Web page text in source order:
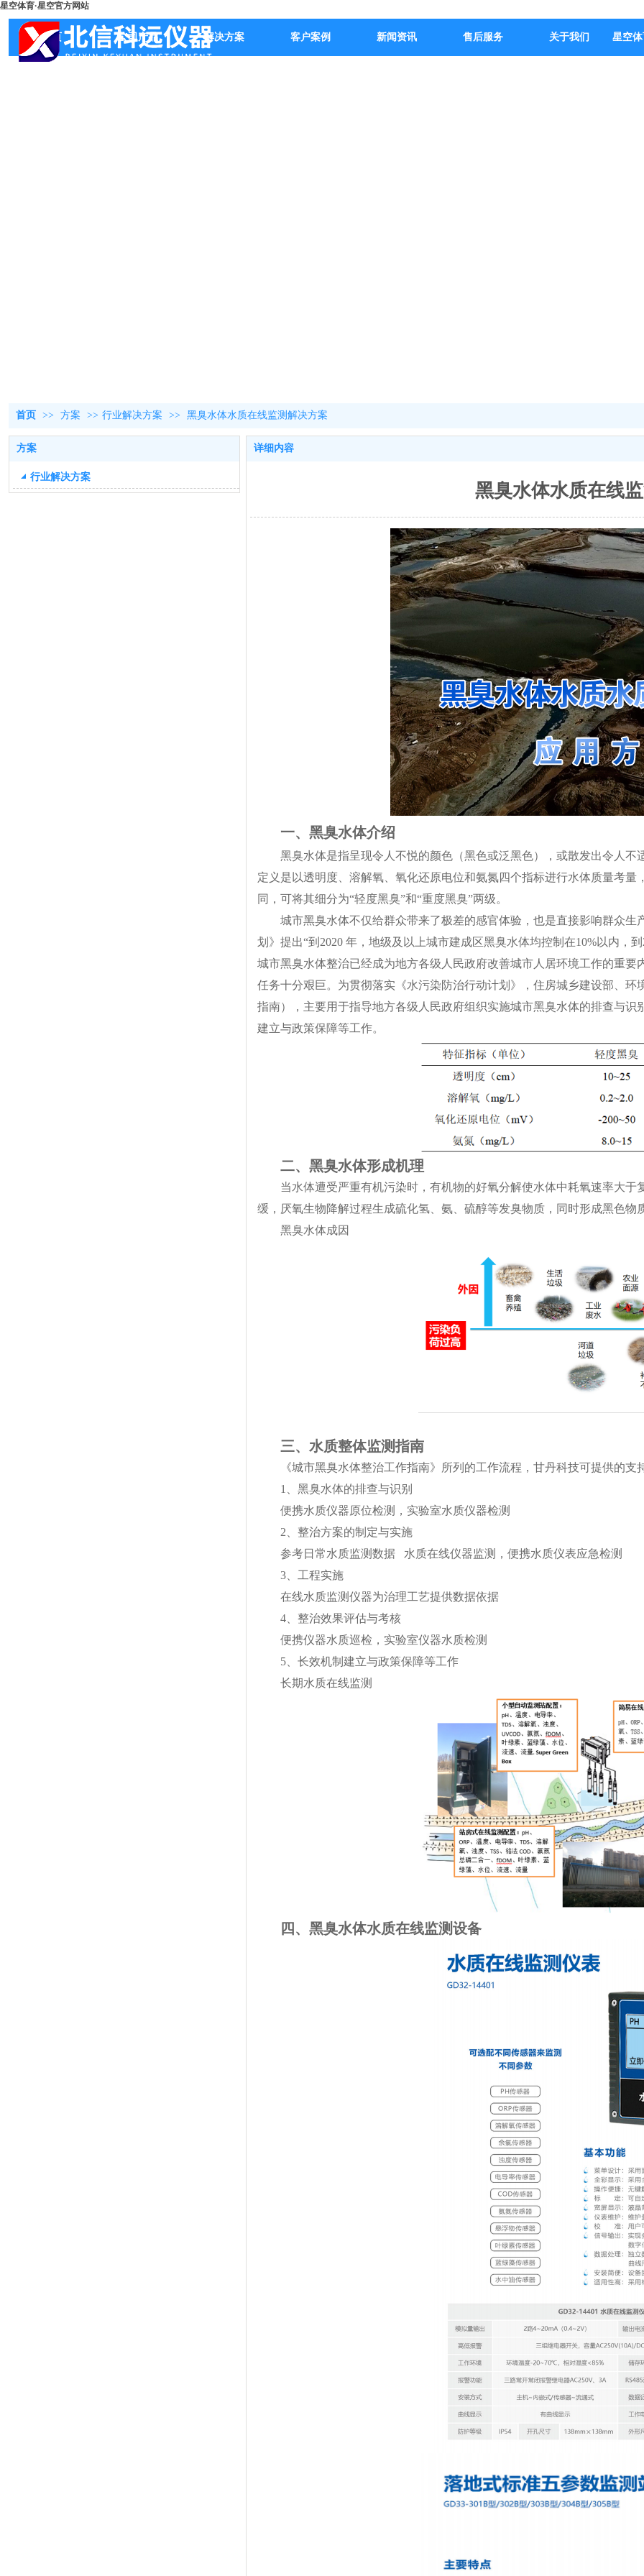
星空体育·星空官方网站
首页 公司产品 解决方案 客户案例 新闻资讯 售后服务 关于我们 星空
首页 >> 方案 >> 行业解决方案 >> 黑臭水体水质在线监测解决方案
方案
行业解决方案
详细内容
黑臭水体水质在线
一、黑臭水体介绍
黑臭水体是指呈现令人不悦的颜色（黑色或泛黑色），或散发出令人
定义是以透明度、溶解氧、氧化还原电位和氨氮四个指标进行水体质量考
同，可将其细分为“轻度黑臭”和“重度黑臭”两级。
城市黑臭水体不仅给群众带来了极差的感官体验，也是直接影响群众
划》提出“到2020 年，地级及以上城市建成区黑臭水体均控制在10%以内，
城市黑臭水体整治已经成为地方各级人民政府改善城市人居环境工作的重
任务十分艰巨。为贯彻落实《水污染防治行动计划》，住房城乡建设部、
指南），主要用于指导地方各级人民政府组织实施城市黑臭水体的排查与
建立与政策保障等工作。
二、黑臭水体形成机理
当水体遭受严重有机污染时，有机物的好氧分解使水体中耗氧速率大
缓，厌氧生物降解过程生成硫化氢、氨、硫醇等发臭物质，同时形成黑色物
黑臭水体成因
三、水质整体监测指南
《城市黑臭水体整治工作指南》所列的工作流程，甘丹科技可提供的支
1、黑臭水体的排查与识别
便携水质仪器原位检测，实验室水质仪器检测
2、整治方案的制定与实施
参考日常水质监测数据 水质在线仪器监测，便携水质仪表应急检测
3、工程实施
在线水质监测仪器为治理工艺提供数据依据
4、整治效果评估与考核
便携仪器水质巡检，实验室仪器水质检测
5、长效机制建立与政策保障等工作
长期水质在线监测
四、黑臭水体水质在线监测设备